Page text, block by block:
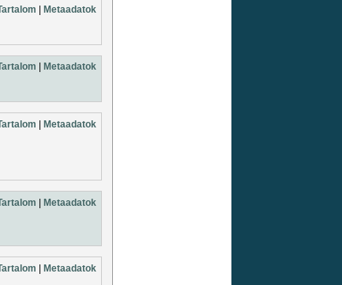
Metaadatok
Metaadatok
| Metaadatok
| Metaadatok
| Metaadatok